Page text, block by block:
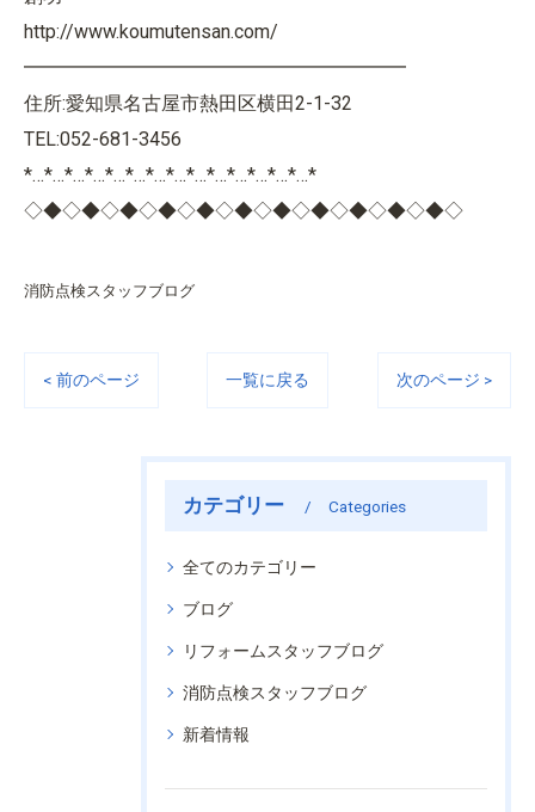
http://www.koumutensan.com/
━━━━━━━━━━━━━━━━━━━━
住所:愛知県名古屋市熱田区横田2-1-32
TEL:052-681-3456
*…*…*…*…*…*…*…*…*…*…*…*…*…*…*
◇◆◇◆◇◆◇◆◇◆◇◆◇◆◇◆◇◆◇◆◇◆◇
消防点検スタッフブログ
< 前のページ 一覧に戻る 次のページ >
カテゴリー Categories
全てのカテゴリー
ブログ
リフォームスタッフブログ
消防点検スタッフブログ
新着情報